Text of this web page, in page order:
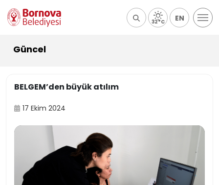
32°C EN
Güncel
BELGEM’den büyük atılım
17 Ekim 2024